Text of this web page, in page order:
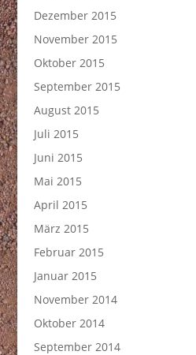
Dezember 2015
November 2015
Oktober 2015
September 2015
August 2015
Juli 2015
Juni 2015
Mai 2015
April 2015
März 2015
Februar 2015
Januar 2015
November 2014
Oktober 2014
September 2014